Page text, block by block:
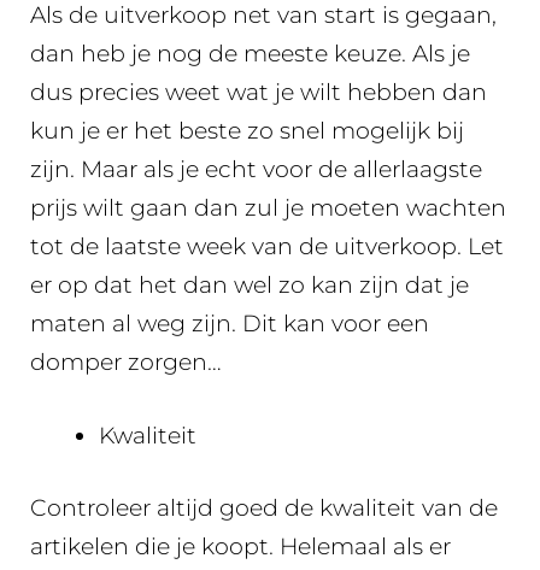
Als de uitverkoop net van start is gegaan,
dan heb je nog de meeste keuze. Als je
dus precies weet wat je wilt hebben dan
kun je er het beste zo snel mogelijk bij
zijn. Maar als je echt voor de allerlaagste
prijs wilt gaan dan zul je moeten wachten
tot de laatste week van de uitverkoop. Let
er op dat het dan wel zo kan zijn dat je
maten al weg zijn. Dit kan voor een
domper zorgen…
Kwaliteit
Controleer altijd goed de kwaliteit van de
artikelen die je koopt. Helemaal als er